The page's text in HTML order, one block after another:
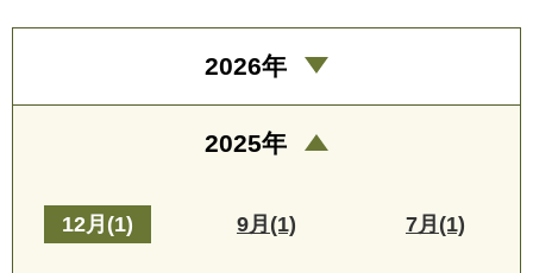
2026年
2025年
12月(1) 9月(1) 7月(1)